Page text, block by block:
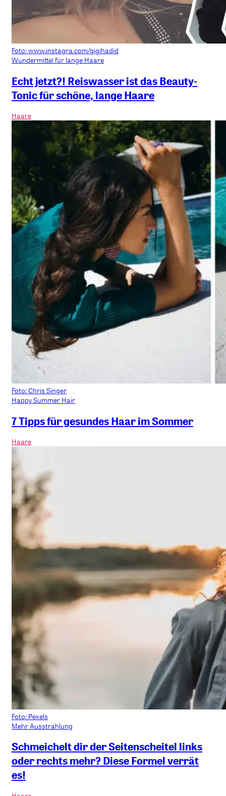
Foto: www.instagra.com/gigihadid
Wundermittel für lange Haare
Echt jetzt?! Reiswasser ist das Beauty-
Tonic für schöne, lange Haare
Haare
Foto: Chris Singer
Happy Summer Hair
7 Tipps für gesundes Haar im Sommer
Haare
Foto: Pexels
Mehr Ausstrahlung
Schmeichelt dir der Seitenscheitel links
oder rechts mehr? Diese Formel verrät
es!